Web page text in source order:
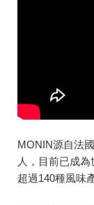
MONIN源自法
人，目前已成
超過140種風味